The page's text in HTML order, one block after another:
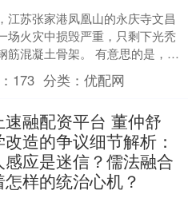
江苏张家港凤凰山的永庆寺文昌
场火灾中损毁严重，只剩下光秃
筋混凝土骨架。 有意思的是，这
古老的建筑，其实是1993年重建
新作”。消....
173 分类：优配网
速融配资平台 董仲舒
造的争议细节解析：
感应是迷信？儒法融合
怎样的统治心机？